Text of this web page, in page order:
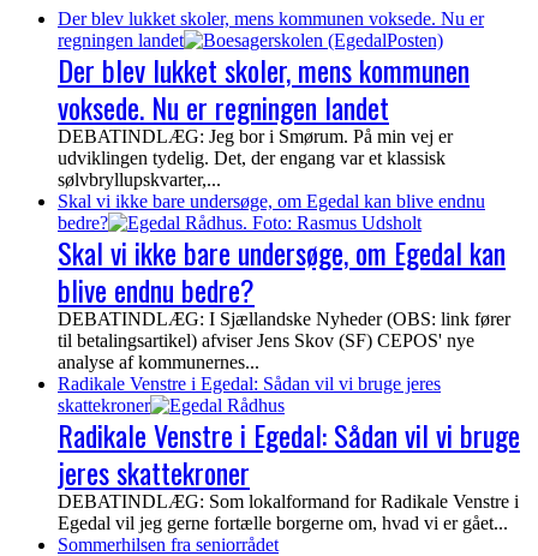
Der blev lukket skoler, mens kommunen voksede. Nu er
regningen landet
Der blev lukket skoler, mens kommunen
voksede. Nu er regningen landet
DEBATINDLÆG: Jeg bor i Smørum. På min vej er
udviklingen tydelig. Det, der engang var et klassisk
sølvbryllupskvarter,...
Skal vi ikke bare undersøge, om Egedal kan blive endnu
bedre?
Skal vi ikke bare undersøge, om Egedal kan
blive endnu bedre?
DEBATINDLÆG: I Sjællandske Nyheder (OBS: link fører
til betalingsartikel) afviser Jens Skov (SF) CEPOS' nye
analyse af kommunernes...
Radikale Venstre i Egedal: Sådan vil vi bruge jeres
skattekroner
Radikale Venstre i Egedal: Sådan vil vi bruge
jeres skattekroner
DEBATINDLÆG: Som lokalformand for Radikale Venstre i
Egedal vil jeg gerne fortælle borgerne om, hvad vi er gået...
Sommerhilsen fra seniorrådet